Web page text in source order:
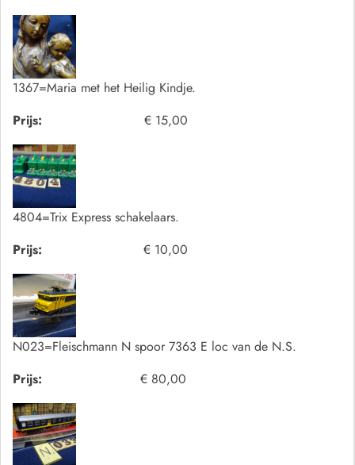
1367=Maria met het Heilig Kindje.
Prijs:
€ 15,00
4804=Trix Express schakelaars.
Prijs:
€ 10,00
N023=Fleischmann N spoor 7363 E loc van de N.S.
Prijs:
€ 80,00